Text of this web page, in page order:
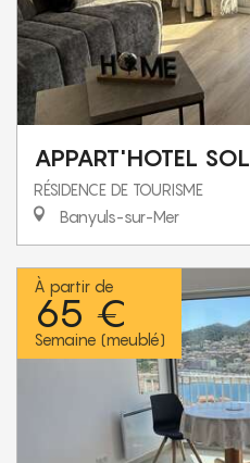
APPART'HOTEL SOL
RÉSIDENCE DE TOURISME
Banyuls-sur-Mer
À partir de
65 €
Semaine (meublé)